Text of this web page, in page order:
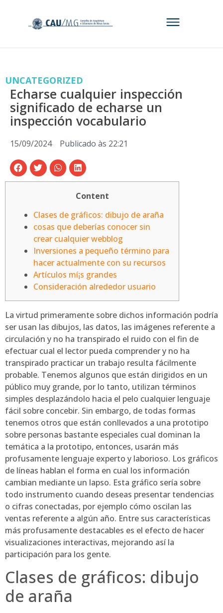
UNCATEGORIZED
Echarse cualquier inspección
significado de echarse un
inspección vocabulario
15/09/2024 Publicado às 22:21
Content
Clases de gráficos: dibujo de araña
cosas que deberías conocer sin
crear cualquier webblog
Inversiones a pequeño término para
hacer actualmente con su recursos
Artículos mí¡s grandes
Consideración alrededor usuario
La virtud primeramente sobre dichos información podrí­a
ser usan las dibujos, las datos, las imágenes referente a
circulación y no ha transpirado el ruido con el fin de
efectuar cual el lector pueda comprender y no ha
transpirado practicar un trabajo resulta fácilmente
probable. Tenemos algunos que están dirigidos en un
público muy grande, por lo tanto, utilizan términos
simples desplazándolo hacia el pelo cualquier lenguaje
fácil sobre concebir. Sin embargo, de todas formas
tenemos otros que están conllevados a una prototipo
sobre personas bastante especiales cual dominan la
temática a la prototipo, entonces, usarán más
profusamente lenguaje experto y laborioso. Los gráficos
de líneas hablan el forma en cual los información
cambian mediante un lapso. Esta gráfico serí­a sobre
todo instrumento cuando deseas presentar tendencias
o cifras conectadas, por ejemplo cómo oscilan las
ventas referente a algún año. Entre sus características
más profusamente destacables es el efecto de hacer
visualizaciones interactivas, mejorando así la
participación para los gente.
Clases de gráficos: dibujo
de araña